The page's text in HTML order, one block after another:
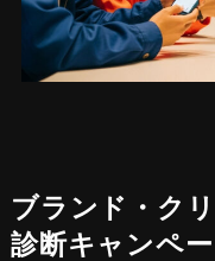
ブランド・ク
診断キャンペ